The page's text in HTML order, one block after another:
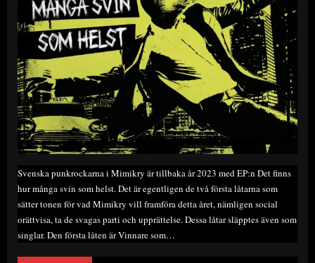
Svenska punkrockarna i Mimikry är tillbaka år 2023 med EP:n Det finns
hur många svin som helst. Det är egentligen de två första låtarna som
sätter tonen för vad Mimikry vill framföra detta året, nämligen social
orättvisa, ta de svagas parti och upprättelse. Dessa låtar släpptes även som
singlar. Den första låten är Vinnare som…